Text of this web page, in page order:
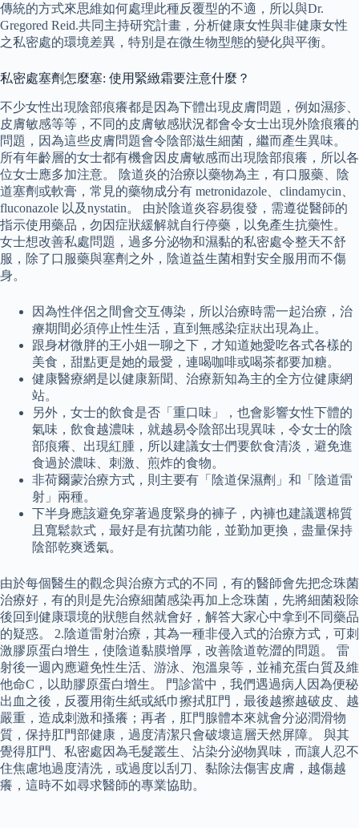
傳統的方式來思維如何處理此種反覆型的不適，所以與Dr.
Gregored Reid.共同主持研究計畫，分析健康女性與非健康女性
之私密處的環境差異，特別是在微生物型態的變化與平衡。
私密處塞劑怎麼塞: 使用緊緻霜要注意什麼？
不少女性出現陰部痕癢都是因為下體出現皮膚問題，例如濕疹、
皮膚敏感等等，不同的皮膚敏感狀況都會令女士出現外陰痕癢的
問題，因為這些皮膚問題會令陰部滋生細菌，繼而產生異味。
所有年齡層的女士都有機會因皮膚敏感而出現陰部痕癢，所以各
位女士應多加注意。 陰道炎的治療以藥物為主，有口服藥、陰
道塞劑或軟膏，常見的藥物成分有 metronidazole、clindamycin、
fluconazole 以及nystatin。 由於陰道炎容易復發，需遵從醫師的
指示使用藥品，勿因症狀緩解就自行停藥，以免產生抗藥性。
女士想改善私處問題，過多分泌物和濕黏的私密處令整天不舒
服，除了口服藥與塞劑之外，陰道益生菌相對安全服用而不傷
身。
因為性伴侶之間會交互傳染，所以治療時需一起治療，治
療期間必須停止性生活，直到無感染症狀出現為止。
跟身材微胖的王小姐一聊之下，才知道她愛吃各式各樣的
美食，甜點更是她的最愛，連喝咖啡或喝茶都要加糖。
健康醫療網是以健康新聞、治療新知為主的全方位健康網
站。
另外，女士的飲食是否「重口味」，也會影響女性下體的
氣味，飲食越濃味，就越易令陰部出現異味，令女士的陰
部痕癢、出現紅腫，所以建議女士們要飲食清淡，避免進
食過於濃味、刺激、煎炸的食物。
非荷爾蒙治療方式，則主要有「陰道保濕劑」和「陰道雷
射」兩種。
下半身應該避免穿著過度緊身的褲子，內褲也建議選棉質
且寬鬆款式，最好是有抗菌功能，並勤加更換，盡量保持
陰部乾爽透氣。
由於每個醫生的觀念與治療方式的不同，有的醫師會先把念珠菌
治療好，有的則是先治療細菌感染再加上念珠菌，先將細菌殺除
後回到健康環境的狀態自然就會好，解答大家心中拿到不同藥品
的疑惑。 2.陰道雷射治療，其為一種非侵入式的治療方式，可刺
激膠原蛋白增生，使陰道黏膜增厚，改善陰道乾澀的問題。 雷
射後一週內應避免性生活、游泳、泡溫泉等，並補充蛋白質及維
他命C，以助膠原蛋白增生。 門診當中，我們遇過病人因為便秘
出血之後，反覆用衛生紙或紙巾擦拭肛門，最後越擦越破皮、越
嚴重，造成刺激和搔癢；再者，肛門腺體本來就會分泌潤滑物
質，保持肛門部健康，過度清潔只會破壞這層天然屏障。 與其
覺得肛門、私密處因為毛髮叢生、沾染分泌物異味，而讓人忍不
住焦慮地過度清洗，或過度以刮刀、黏除法傷害皮膚，越傷越
癢，這時不如尋求醫師的專業協助。